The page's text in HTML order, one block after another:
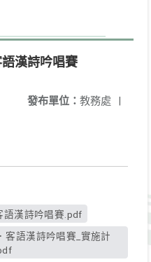
漢詩吟唱賽
發布單位： 教務處 |
語漢詩吟唱賽.pdf